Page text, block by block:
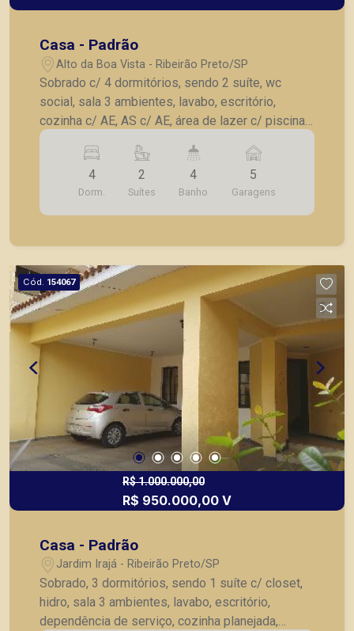
Casa - Padrão
Alto da Boa Vista - Ribeirão Preto/SP
Sobrado c/ 4 dormitórios, sendo 2 suíte, wc
social, sala 3 ambientes, lavabo, escritório,
cozinha c/ AE, AS c/ AE, área de lazer c/ piscina,
churrasqueira, amplo quintal, 5 vagas de garagem.
4
Dorm.
2
Suítes
4
Banho
5
Garagens
Cód. 154067
R$ 1.000.000,00
R$ 950.000,00 V
Casa - Padrão
Jardim Irajá - Ribeirão Preto/SP
Sobrado, 3 dormitórios, sendo 1 suíte c/ closet,
hidro, sala 3 ambientes, lavabo, escritório,
dependência de serviço, cozinha planejada,